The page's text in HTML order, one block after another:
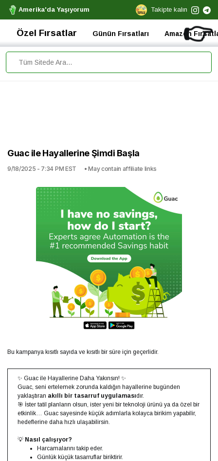
Amerika'da Yaşıyorum Takipte kalın
👉
Özel Fırsatlar Günün Fırsatları Amazon
Guac ile Hayallerine Şimdi Başla
9/18/2025 - 7:34 PM EST • May contain affiliate links
Bu kampanya kısıtlı sayıda ve kısıtlı bir süre için geçerlidir.
✨ Guac ile Hayallerine Daha Yakınsın! ✨
Guac, seni ertelemek zorunda kaldığın hayallerine bugünden
yaklaştıran akıllı bir tasarruf uygulamasıdır.
🎯 İster tatil planların olsun, ister yeni bir teknoloji ürünü ya da özel bir
etkinlik… Guac sayesinde küçük adımlarla kolayca birikim yapabilir,
hedeflerine daha hızlı ulaşabilirsin.
💡 Nasıl çalışıyor?
Harcamalarını takip eder.
Günlük küçük tasarruflar biriktirir.